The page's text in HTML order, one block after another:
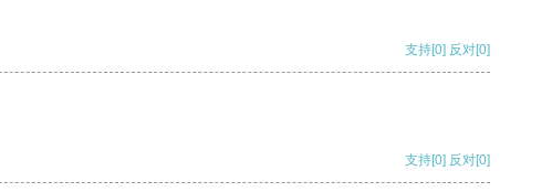
支持[0] 反对[0]
支持[0] 反对[0]